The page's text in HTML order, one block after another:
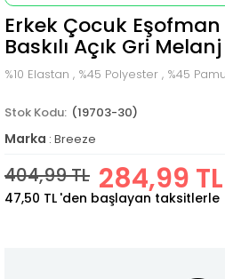
Erkek Çocuk Eşofman
Baskılı Açık Gri
%10 Elastan , %45 Polyester , %45
(19703-30)
Marka : Breeze
404,99 TL 284,99 TL
47,50 TL 'den başlayan taksitlerle